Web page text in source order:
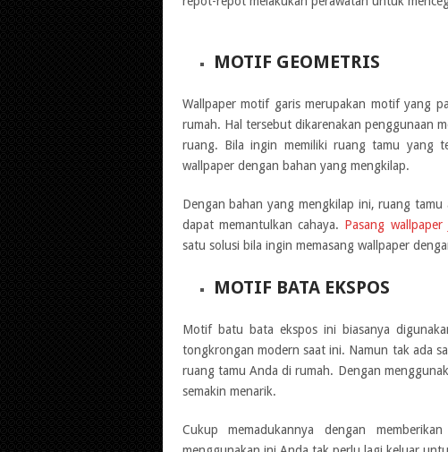
MOTIF GEOMETRIS
Wallpaper motif garis merupakan motif yang
rumah. Hal tersebut dikarenakan penggunaan
ruang. Bila ingin memiliki ruang tamu yang
wallpaper dengan bahan yang mengkilap.
Dengan bahan yang mengkilap ini, ruang
dapat memantulkan cahaya. Pasang wallpaper
satu solusi bila ingin memasang wallpaper
MOTIF BATA EKSPOS
Motif batu bata ekspos ini biasanya
tongkrongan modern saat ini. Namun tak ada
ruang tamu Anda di rumah. Dengan
semakin menarik.
Cukup memadukannya dengan